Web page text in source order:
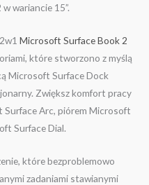
wariancie 15”.
Microsoft Surface Book 2
które stworzono z myślą
Microsoft Surface Dock
Zwiększ komfort pracy
Surface Arc, piórem Microsoft
Surface Dial.
które bezproblemowo
zadaniami stawianymi